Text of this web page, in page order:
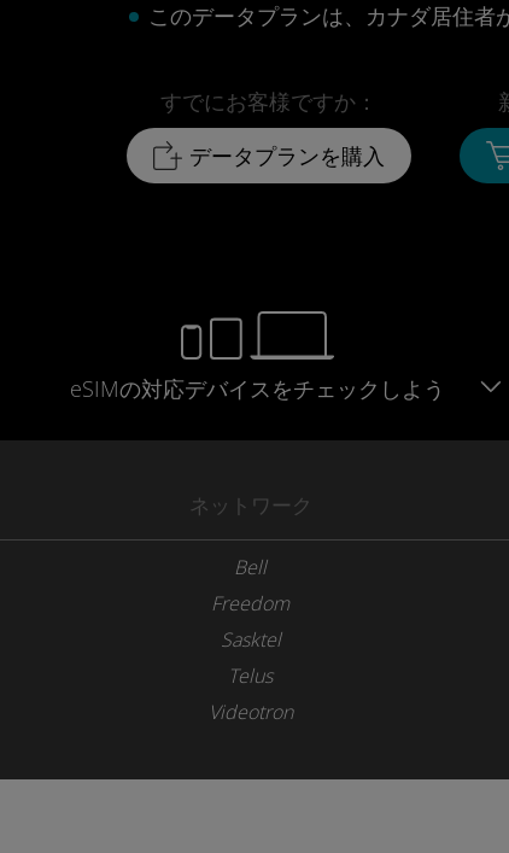
このデータプランは、カナダ居住者
すでにお客様ですか：
データプランを購入
eSIMの対応デバイスをチェックしよう
ネットワーク
Bell
Freedom
Sasktel
Telus
Videotron